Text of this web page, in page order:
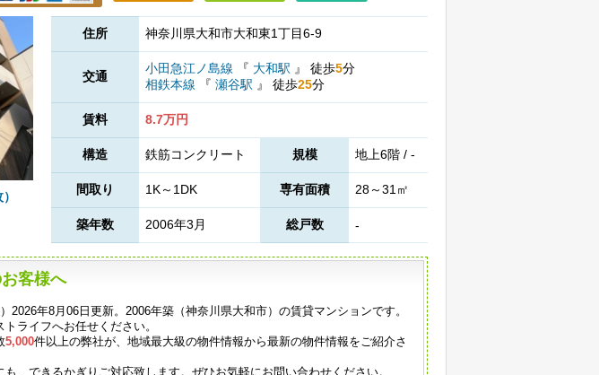
住所 神奈川県大和市大和東1丁目6-9
交通
小田急江ノ島線 『 大和駅 』 徒歩5分
相鉄本線
『 瀬谷駅 』 徒歩25分
賃料 8.7万円
構造 鉄筋コンクリート 規模 地上6階 / -
間取り 1K～1DK 専有面積 28～31㎡
築年数 2006年3月 総戸数 -
客様へ
2026年8月06日更新。2006年築（神奈川県大和市）の賃貸マンションです。
ライフへお任せください。
5,000件以上の弊社が、地域最大級の物件情報から最新の物件情報をご紹介さ
も、できるかぎりご対応致します。ぜひお気軽にお問い合わせください。